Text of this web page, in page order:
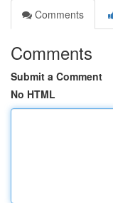
Comments
Comments
Submit a Comment
No HTML